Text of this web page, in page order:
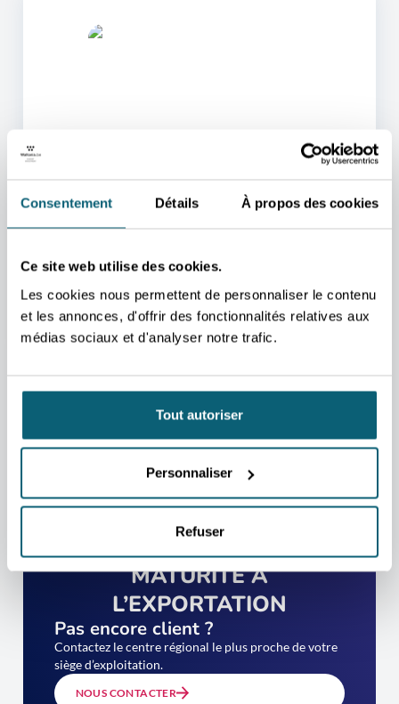
Consentement Détails À propos des cookies
Ce site web utilise des cookies.
Les cookies nous permettent de personnaliser le contenu
et les annonces, d'offrir des fonctionnalités relatives aux
médias sociaux et d'analyser notre trafic.
Tout autoriser
Personnaliser
Refuser
L'UN DE NOS CONSEILLERS
POURRA VOUS AIDER
Nous nous occupons de vous rediriger vers la
PASSEZ VOTRE
DIAGNOSTIC DE
MATURITÉ À
L’EXPORTATION
Pas encore client ?
Contactez le centre régional le plus proche de votre
siège d’exploitation.
NOUS CONTACTER